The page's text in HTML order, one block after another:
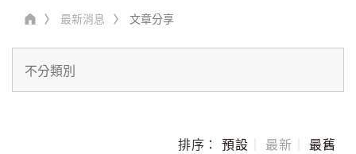
最新消息 文章分享
排序：預設 最新 最舊